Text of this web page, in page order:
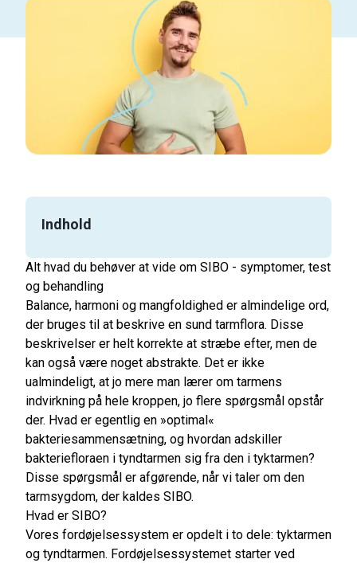
Alt hvad du behøver at vide om SIBO - symptomer, test
og behandling
Balance, harmoni og mangfoldighed er almindelige ord,
der bruges til at beskrive en sund tarmflora. Disse
beskrivelser er helt korrekte at stræbe efter, men de
kan også være noget abstrakte. Det er ikke
ualmindeligt, at jo mere man lærer om tarmens
indvirkning på hele kroppen, jo flere spørgsmål opstår
der. Hvad er egentlig en »optimal«
bakteriesammensætning, og hvordan adskiller
bakteriefloraen i tyndtarmen sig fra den i tyktarmen?
Disse spørgsmål er afgørende, når vi taler om den
tarmsygdom, der kaldes SIBO.
Hvad er SIBO?
Vores fordøjelsessystem er opdelt i to dele: tyktarmen
og tyndtarmen. Fordøjelsessystemet starter ved
Indhold